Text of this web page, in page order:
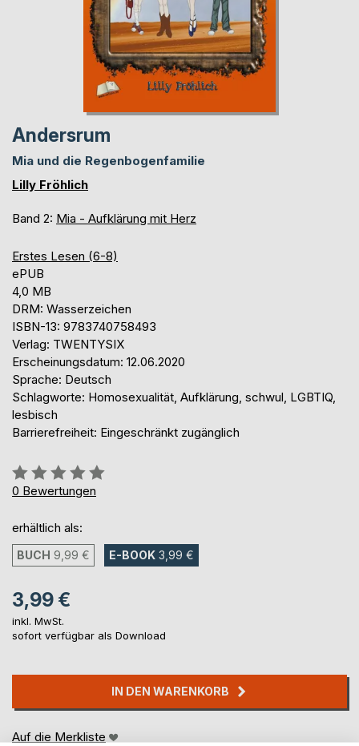
Andersrum
Mia und die Regenbogenfamilie
Lilly Fröhlich
Band 2: Mia - Aufklärung mit Herz
Erstes Lesen (6-8)
ePUB
4,0 MB
DRM: Wasserzeichen
ISBN-13: 9783740758493
Verlag: TWENTYSIX
Erscheinungsdatum: 12.06.2020
Sprache: Deutsch
Schlagworte: Homosexualität, Aufklärung, schwul, LGBTIQ,
lesbisch
Barrierefreiheit: Eingeschränkt zugänglich
Bewertung::
0%
0 Bewertungen
erhältlich als:
BUCH 9,99 € E-BOOK 3,99 €
3,99 €
inkl. MwSt.
sofort verfügbar als Download
IN DEN WARENKORB
Auf die Merkliste